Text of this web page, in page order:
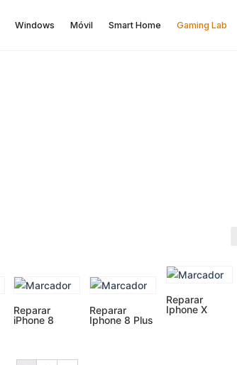
Windows Móvil Smart Home Gaming Lab
Reparar
iPhone 8
Reparar
Iphone 8 Plus
Reparar
Iphone X